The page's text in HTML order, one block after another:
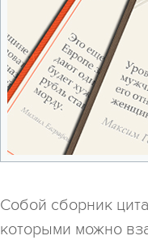
Собой сборник
которыми можно